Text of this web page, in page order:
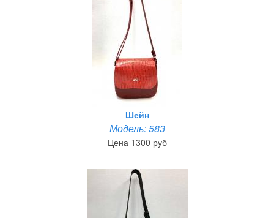
Шейн
Модель: 583
Цена 1300 руб